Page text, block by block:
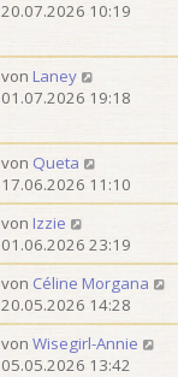
1
o
n
3
20.07.2026 10:19
von Laney
01.07.2026 19:18
von Queta
17.06.2026 11:10
von Izzie
01.06.2026 23:19
von Céline Morgana
20.05.2026 14:28
von Wisegirl-Annie
05.05.2026 13:42